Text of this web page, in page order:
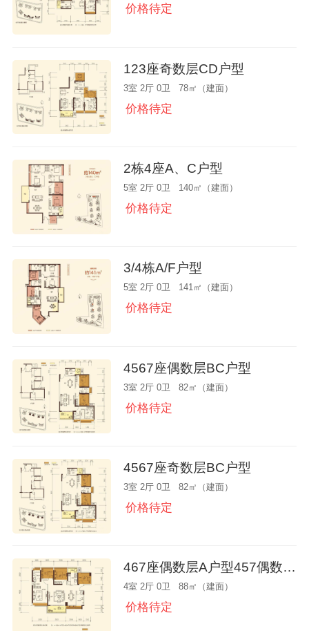
价格待定
123座奇数层CD户型
3室 2厅 0卫 78㎡（建面）
价格待定
2栋4座A、C户型
5室 2厅 0卫 140㎡（建面）
价格待定
3/4栋A/F户型
5室 2厅 0卫 141㎡（建面）
价格待定
4567座偶数层BC户型
3室 2厅 0卫 82㎡（建面）
价格待定
4567座奇数层BC户型
3室 2厅 0卫 82㎡（建面）
价格待定
467座偶数层A户型457偶数层D
4室 2厅 0卫 88㎡（建面）
价格待定